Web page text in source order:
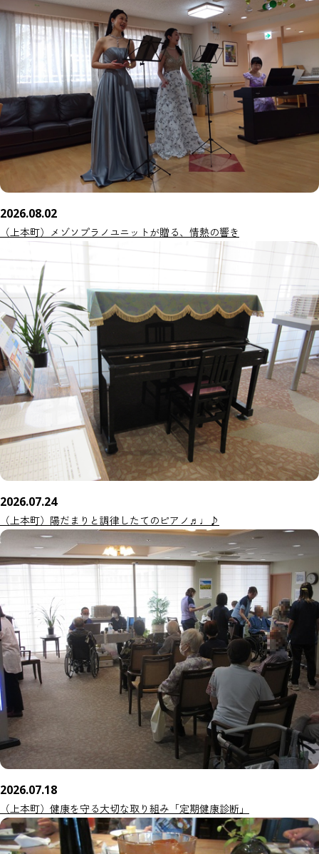
2026.08.02
（上本町）メゾソプラノユニットが贈る、情熱の響き
2026.07.24
（上本町）陽だまりと調律したてのピアノ♬♩♪
2026.07.18
（上本町）健康を守る大切な取り組み「定期健康診断」